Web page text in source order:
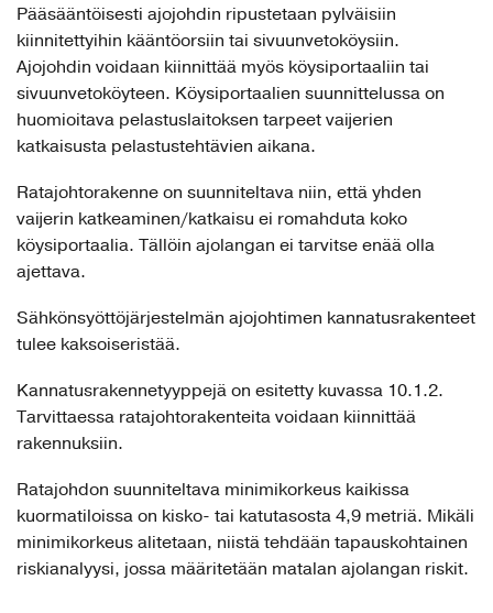
Pääsääntöisesti ajojohdin ripustetaan pylväisiin
kiinnitettyihin kääntöorsiin tai sivuunvetoköysiin.
Ajojohdin voidaan kiinnittää myös köysiportaaliin tai
sivuunvetoköyteen. Köysiportaalien suunnittelussa on
huomioitava pelastuslaitoksen tarpeet vaijerien
katkaisusta pelastustehtävien aikana.
Ratajohtorakenne on suunniteltava niin, että yhden
vaijerin katkeaminen/katkaisu ei romahduta koko
köysiportaalia. Tällöin ajolangan ei tarvitse enää olla
ajettava.
Sähkönsyöttöjärjestelmän ajojohtimen kannatusrakenteet
tulee kaksoiseristää.
Kannatusrakennetyyppejä on esitetty kuvassa 10.1.2.
Tarvittaessa ratajohtorakenteita voidaan kiinnittää
rakennuksiin.
Ratajohdon suunniteltava minimikorkeus kaikissa
kuormatiloissa on kisko- tai katutasosta 4,9 metriä. Mikäli
minimikorkeus alitetaan, niistä tehdään tapauskohtainen
riskianalyysi, jossa määritetään matalan ajolangan riskit.